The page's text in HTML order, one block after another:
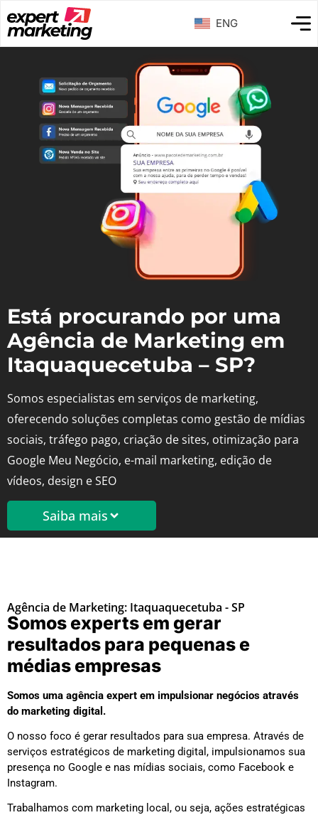
ENG
Está procurando por uma
Agência de Marketing em
Itaquaquecetuba – SP?
Somos especialistas em serviços de marketing,
oferecendo soluções completas como gestão de mídias
sociais, tráfego pago, criação de sites, otimização para
Google Meu Negócio, e-mail marketing, edição de
vídeos, design e SEO
Saiba mais
Agência de Marketing: Itaquaquecetuba - SP
Somos experts em gerar
resultados para pequenas e
médias empresas
Somos uma agência expert em impulsionar negócios através
do marketing digital.
O nosso foco é gerar resultados para sua empresa. Através de
serviços estratégicos de marketing digital, impulsionamos sua
presença no Google e nas mídias sociais, como Facebook e
Instagram.
Trabalhamos com marketing local, ou seja, ações estratégicas